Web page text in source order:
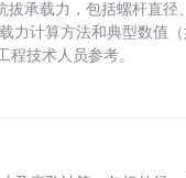
拔承载力，包括螺杆直
力计算方法和典型数值
技术人员参考。